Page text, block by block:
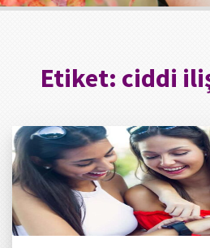
Etiket: ciddi